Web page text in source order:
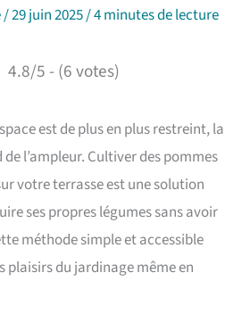
/29 juin 2025/4 minutes de lecture
4.8/5 - (6 votes)
est de plus en plus restreint, la
l’ampleur. Cultiver des pommes
votre terrasse est une solution
ses propres légumes sans avoir
méthode simple et accessible
plaisirs du jardinage même en